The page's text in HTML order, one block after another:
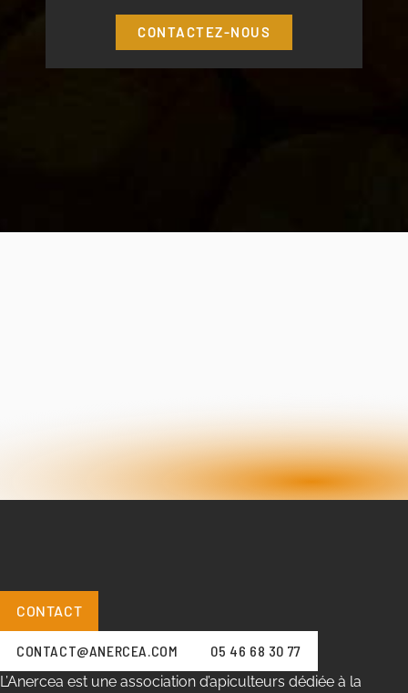
CONTACTEZ-NOUS
CONTACT
CONTACT@ANERCEA.COM
05 46 68 30 77
L’Anercea est une association d’apiculteurs dédiée à la